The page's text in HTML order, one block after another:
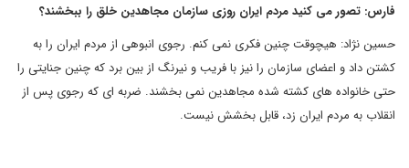
فارس: تصور می کنید مردم ایران روزی سازمان مجاهدین خلق را ببخشند؟
حسین نژاد: هیچوقت چنین فکری نمی کنم. رجوی انبوهی از مردم ایران را به
کشتن داد و اعضای سازمان را نیز با فریب و نیرنگ از بین برد که چنین جنایتی را
حتی خانواده های کشته شده مجاهدین نمی بخشند. ضربه ای که رجوی پس از
انقلاب به مردم ایران زد، قابل بخشش نیست.